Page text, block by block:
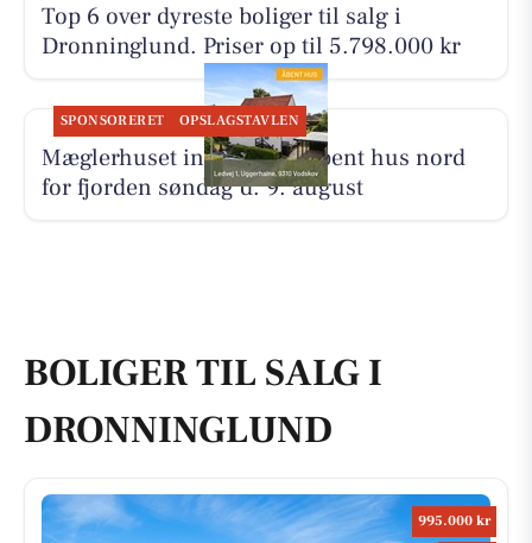
Top 6 over dyreste boliger til salg i
Dronninglund. Priser op til 5.798.000 kr
SPONSORERET OPSLAGSTAVLEN
Mæglerhuset inviterer til åbent hus nord
for fjorden søndag d. 9. august
BOLIGER TIL SALG I
DRONNINGLUND
995.000 kr